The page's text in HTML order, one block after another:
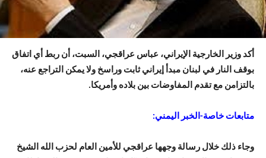
أكد وزير الخارجية الإيراني، عباس عراقجي، السبت، أن ربط أي اتفاق
بوقف النار في لبنان مبدأ إيراني ثابت وراسخ ولا يمكن التراجع عنه،
بالتزامن مع تقدم المفاوضات بين بلاده وأمريكا.
متابعات خاصة-الخبر اليمني:
وجاء ذلك خلال رسالة وجهها عراقجي للأمين العام لحزب الله الشيخ